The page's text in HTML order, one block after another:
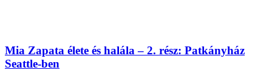
Mia Zapata élete és halála – 2. rész: Patkányház
Seattle-ben